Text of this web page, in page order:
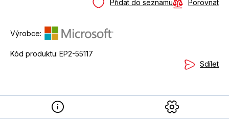
Přidat do seznamu Porovnat
Výrobce:
Kód produktu: EP2-55117
Sdílet